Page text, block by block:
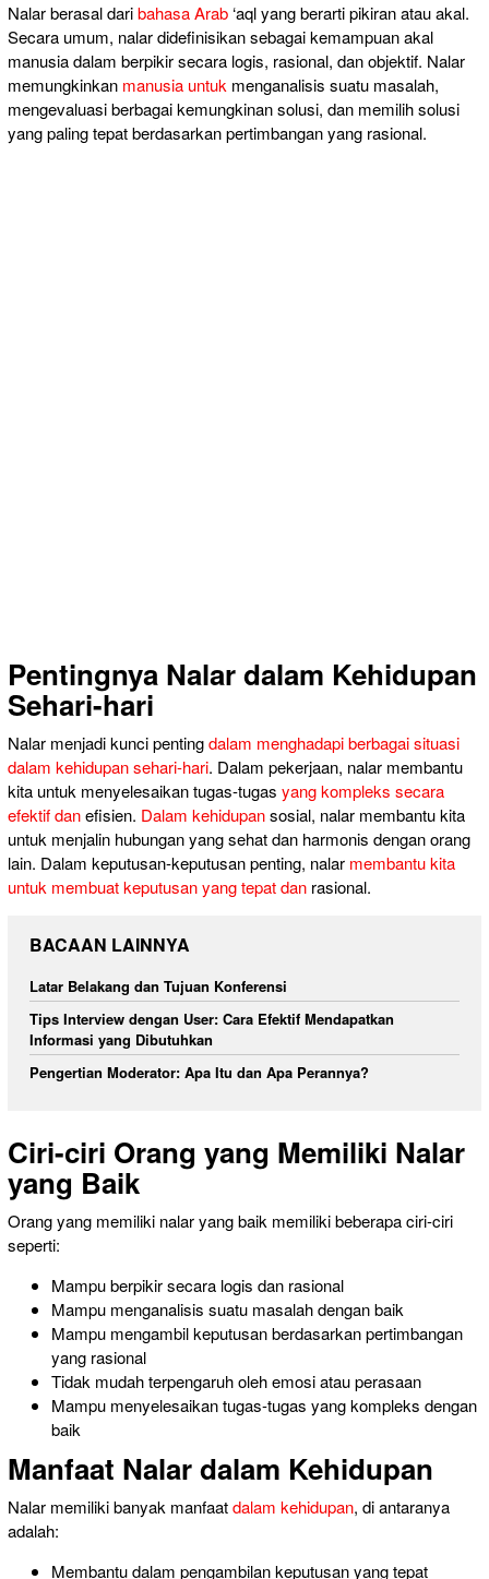
Nalar berasal daribahasa Arab ‘aql yang berarti pikiran atau akal.
Secara umum, nalar didefinisikan sebagai kemampuan akal
manusia dalam berpikir secara logis, rasional, dan objektif. Nalar
memungkinkan manusia untuk menganalisis suatu masalah,
mengevaluasi berbagai kemungkinan solusi, dan memilih solusi
yang paling tepat berdasarkan pertimbangan yang rasional.
Pentingnya Nalar dalam Kehidupan
Sehari-hari
Nalar menjadi kunci pentingdalam menghadapi berbagai situasi
dalam kehidupan sehari-hari. Dalam pekerjaan, nalar membantu
kita untuk menyelesaikan tugas-tugas yang kompleks secara
efektif danefisien. Dalam kehidupansosial, nalar membantu kita
untuk menjalin hubungan yang sehat dan harmonis dengan orang
lain. Dalam keputusan-keputusan penting, nalar membantu kita
untuk membuat keputusan yang tepat dan rasional.
BACAAN LAINNYA
Latar Belakang dan Tujuan Konferensi
Tips Interview dengan User: Cara Efektif Mendapatkan
Informasi yang Dibutuhkan
Pengertian Moderator: Apa Itu dan Apa Perannya?
Ciri-ciri Orang yang Memiliki Nalar
yang Baik
Orang yang memiliki nalar yang baik memiliki beberapa ciri-ciri
seperti:
Mampu berpikir secara logis dan rasional
Mampu menganalisis suatu masalah dengan baik
Mampu mengambil keputusan berdasarkan pertimbangan
yang rasional
Tidak mudah terpengaruh oleh emosi atau perasaan
Mampu menyelesaikan tugas-tugas yang kompleks dengan
baik
Manfaat Nalar dalam Kehidupan
Nalar memiliki banyak manfaatdalam kehidupan, di antaranya
adalah:
Membantu dalam pengambilan keputusan yangtepat